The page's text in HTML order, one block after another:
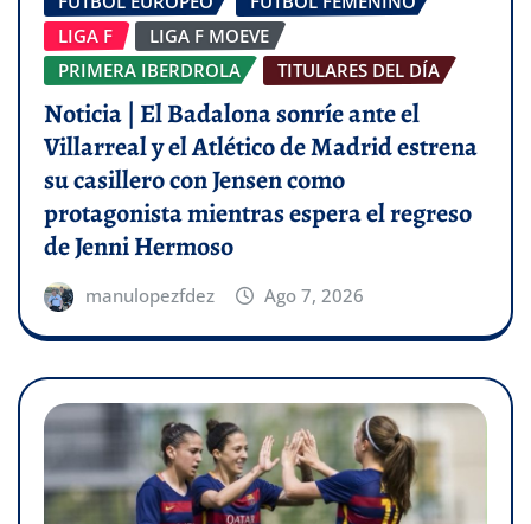
LIGA F
LIGA F MOEVE
PRIMERA IBERDROLA
TITULARES DEL DÍA
Noticia | El Badalona sonríe ante el
Villarreal y el Atlético de Madrid estrena
su casillero con Jensen como
protagonista mientras espera el regreso
de Jenni Hermoso
manulopezfdez Ago 7, 2026